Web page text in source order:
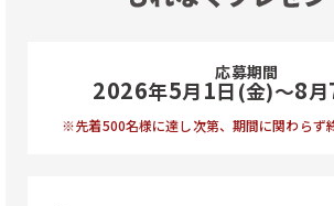
応募期間
2026年5月1日(金)〜8月
※先着500名様に達し次第、 期間に関わらず